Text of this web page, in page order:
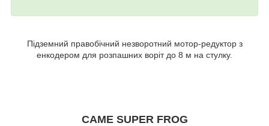
Підземний правобічний незворотний мотор-редуктор з
енкодером для розпашних воріт до 8 м на стулку.
CAME SUPER FROG